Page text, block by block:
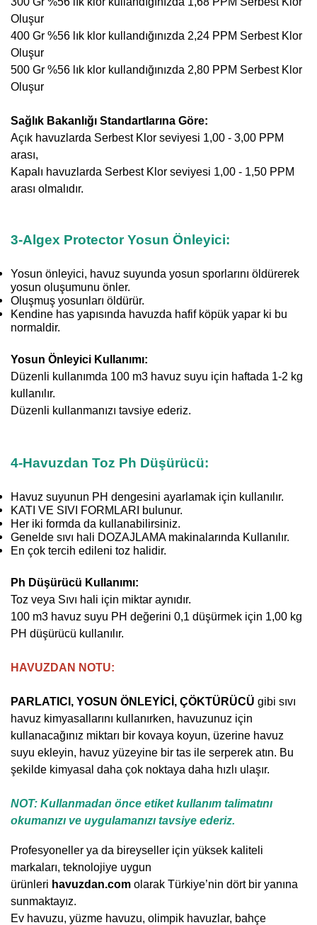
Oluşur
400 Gr %56 lık klor kullandığınızda 2,24 PPM Serbest Klor
Oluşur
500 Gr %56 lık klor kullandığınızda 2,80 PPM Serbest Klor
Oluşur
Sağlık Bakanlığı Standartlarına Göre:
Açık havuzlarda Serbest Klor seviyesi 1,00 - 3,00 PPM
arası,
Kapalı havuzlarda Serbest Klor seviyesi 1,00 - 1,50 PPM
arası olmalıdır.
3-Algex Protector Yosun Önleyici:
Yosun önleyici, havuz suyunda yosun sporlarını öldürerek
yosun oluşumunu önler.
Oluşmuş yosunları öldürür.
Kendine has yapısında havuzda hafif köpük yapar ki bu
normaldir.
Yosun Önleyici Kullanımı:
Düzenli kullanımda 100 m3 havuz suyu için haftada 1-2 kg
kullanılır.
Düzenli kullanmanızı tavsiye ederiz.
4-Havuzdan Toz Ph Düşürücü:
Havuz suyunun PH dengesini ayarlamak için kullanılır.
KATI VE SIVI FORMLARI bulunur.
Her iki formda da kullanabilirsiniz.
Genelde sıvı hali DOZAJLAMA makinalarında Kullanılır.
En çok tercih edileni toz halidir.
Ph Düşürücü Kullanımı:
Toz veya Sıvı hali için miktar aynıdır.
100 m3 havuz suyu PH değerini 0,1 düşürmek için 1,00 kg
PH düşürücü kullanılır.
HAVUZDAN NOTU:
PARLATICI, YOSUN ÖNLEYİCİ, ÇÖKTÜRÜCÜ gibi sıvı
havuz kimyasallarını kullanırken, havuzunuz için
kullanacağınız miktarı bir kovaya koyun, üzerine havuz
suyu ekleyin, havuz yüzeyine bir tas ile serperek atın. Bu
şekilde kimyasal daha çok noktaya daha hızlı ulaşır.
NOT: Kullanmadan önce etiket kullanım talimatını
okumanızı ve uygulamanızı tavsiye ederiz.
Profesyoneller ya da bireyseller için yüksek kaliteli
markaları, teknolojiye uygun
ürünleri havuzdan.com olarak Türkiye’nin dört bir yanına
sunmaktayız.
Ev havuzu, yüzme havuzu, olimpik havuzlar, bahçe